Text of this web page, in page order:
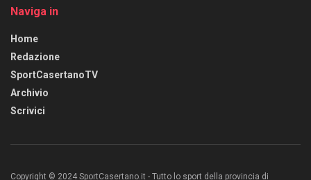
Naviga in
Home
Redazione
SportCasertanoTV
Archivio
Scrivici
Copyright © 2024 SportCasertano.it - Tutto lo sport della provincia di